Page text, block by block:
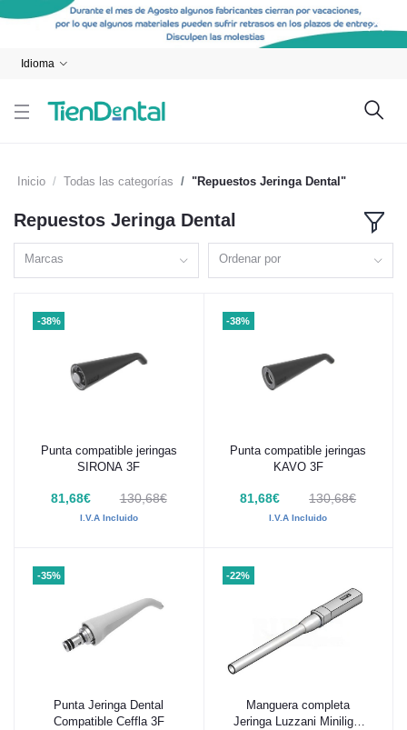
Idioma
Inicio Todas las categorías "Repuestos Jeringa Dental"
Repuestos Jeringa Dental
Marcas Ordenar por
-38%
Añadir al carrito
Punta compatible jeringas
SIRONA 3F
81,68€ 130,68€
I.V.A Incluido
-38%
Añadir al carrito
Punta compatible jeringas
KAVO 3F
81,68€ 130,68€
I.V.A Incluido
-35%
Añadir al carrito
Punta Jeringa Dental
Compatible Ceffla 3F
-22%
Añadir al carrito
Manguera completa
Jeringa Luzzani Minilight